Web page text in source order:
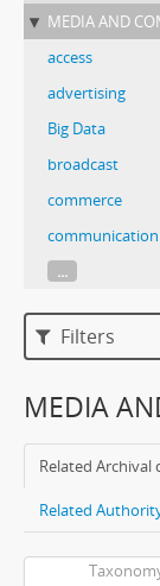
MEDIA AND
access
advertising
Big Data
broadcast
commerce
...
Filters
MEDIA
Related Archival
Related